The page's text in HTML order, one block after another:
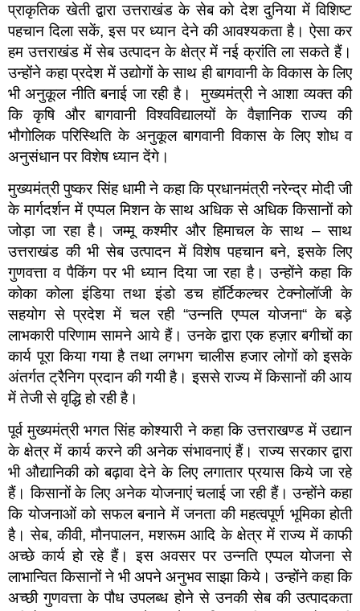
प्राकृतिक खेती द्वारा उत्तराखंड के सेब को देश दुनिया में विशिष्ट
पहचान दिला सकें, इस पर ध्यान देने की आवश्यकता है। ऐसा कर
हम उत्तराखंड में सेब उत्पादन के क्षेत्र में नई क्रांति ला सकते हैं।
उन्होंने कहा प्रदेश में उद्योगों के साथ ही बागवानी के विकास के लिए
भी अनुकूल नीति बनाई जा रही है। मुख्यमंत्री ने आशा व्यक्त की
कि कृषि और बागवानी विश्वविद्यालयों के वैज्ञानिक राज्य की
भौगोलिक परिस्थिति के अनुकूल बागवानी विकास के लिए शोध व
अनुसंधान पर विशेष ध्यान देंगे।
मुख्यमंत्री पुष्कर सिंह धामी ने कहा कि प्रधानमंत्री नरेन्द्र मोदी जी
के मार्गदर्शन में एप्पल मिशन के साथ अधिक से अधिक किसानों को
जोड़ा जा रहा है। जम्मू कश्मीर और हिमाचल के साथ – साथ
उत्तराखंड की भी सेब उत्पादन में विशेष पहचान बने, इसके लिए
गुणवत्ता व पैकिंग पर भी ध्यान दिया जा रहा है। उन्होंने कहा कि
कोका कोला इंडिया तथा इंडो डच हॉर्टिकल्चर टेक्नोलॉजी के
सहयोग से प्रदेश में चल रही “उन्नति एप्पल योजना“ के बड़े
लाभकारी परिणाम सामने आये हैं। उनके द्वारा एक हज़ार बगीचों का
कार्य पूरा किया गया है तथा लगभग चालीस हजार लोगों को इसके
अंतर्गत ट्रैनिग प्रदान की गयी है। इससे राज्य में किसानों की आय
में तेजी से वृद्धि हो रही है।
पूर्व मुख्यमंत्री भगत सिंह कोश्यारी ने कहा कि उत्तराखण्ड में उद्यान
के क्षेत्र में कार्य करने की अनेक संभावनाएं हैं। राज्य सरकार द्वारा
भी औद्यानिकी को बढ़ावा देने के लिए लगातार प्रयास किये जा रहे
हैं। किसानों के लिए अनेक योजनाएं चलाई जा रही हैं। उन्होंने कहा
कि योजनाओं को सफल बनाने में जनता की महत्वपूर्ण भूमिका होती
है। सेब, कीवी, मौनपालन, मशरूम आदि के क्षेत्र में राज्य में काफी
अच्छे कार्य हो रहे हैं। इस अवसर पर उन्नति एप्पल योजना से
लाभान्वित किसानों ने भी अपने अनुभव साझा किये। उन्होंने कहा कि
अच्छी गुणवत्ता के पौध उपलब्ध होने से उनकी सेब की उत्पादकता